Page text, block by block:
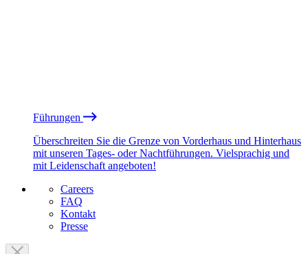
Führungen
Überschreiten Sie die Grenze von Vorderhaus und Hinterhaus
mit unseren Tages- oder Nachtführungen. Vielsprachig und
mit Leidenschaft angeboten!
Careers
FAQ
Kontakt
Presse